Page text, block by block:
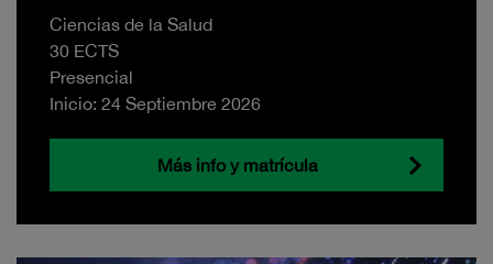
Ciencias de la Salud
30 ECTS
Presencial
Inicio: 24 Septiembre 2026
Más info y matrícula